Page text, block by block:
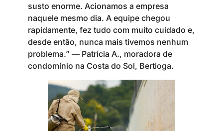
susto enorme. Acionamos a empresa
naquele mesmo dia. A equipe chegou
rapidamente, fez tudo com muito cuidado e,
desde então, nunca mais tivemos nenhum
problema.” — Patrícia A., moradora de
condomínio na Costa do Sol, Bertioga.